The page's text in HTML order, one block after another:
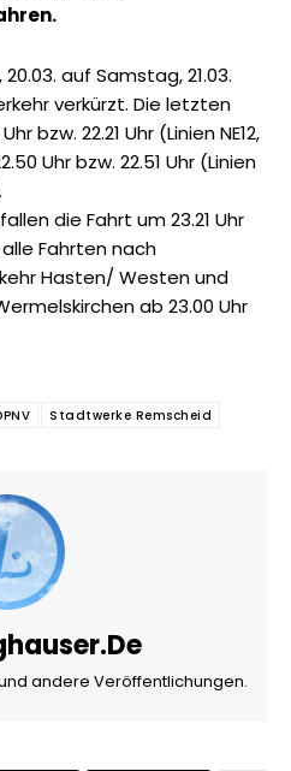
auf Samstag, 21.03.
verkürzt. Die letzten
bzw. 22.21 Uhr (Linien NE12,
Uhr bzw. 22.51 Uhr (Linien
die Fahrt um 23.21 Uhr
Fahrten nach
Hasten/ Westen und
ab 23.00 Uhr
Stadtwerke Remscheid
andere Veröffentlichungen.